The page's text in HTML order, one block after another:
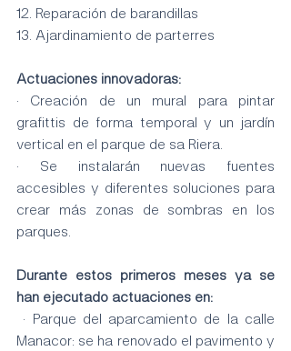
12. Reparación de barandillas
13. Ajardinamiento de parterres
Actuaciones innovadoras:
· Creación de un mural para pintar
grafittis de forma temporal y un jardín
vertical en el parque de sa Riera.
· Se instalarán nuevas fuentes
accesibles y diferentes soluciones para
crear más zonas de sombras en los
parques.
Durante estos primeros meses ya se
han ejecutado actuaciones en:
Manacor: se ha renovado el pavimento y